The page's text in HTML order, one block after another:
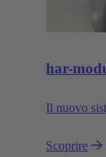
har-
Il nuovo
Scoprire